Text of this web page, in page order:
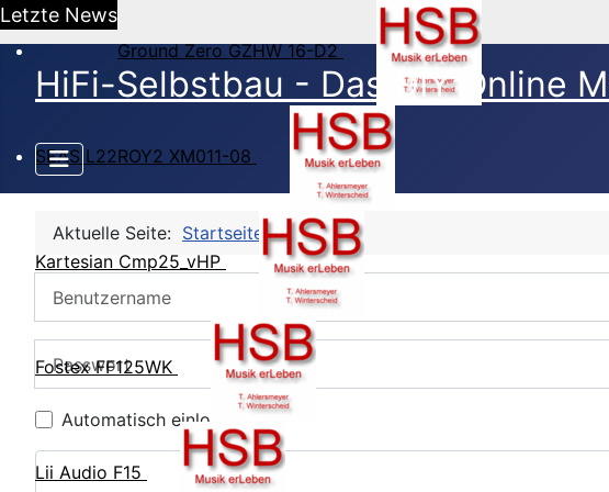
Letzte News
Ground Zero GZHW 16-D2
SEAS L22ROY2 XM011-08
Kartesian Cmp25_vHP
Fostex FF125WK
Lii Audio F15
HiFi-Selbstbau - Das DIY Online
Aktuelle Seite: Startseite CB Login
Automatisch einloggen